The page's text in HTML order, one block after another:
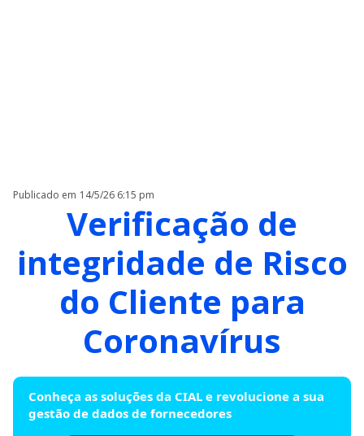
Publicado em 14/5/26 6:15 pm
Verificação de
integridade de Risco
do Cliente para
Coronavírus
Conheça as soluções da CIAL e revolucione a sua
gestão de dados de fornecedores